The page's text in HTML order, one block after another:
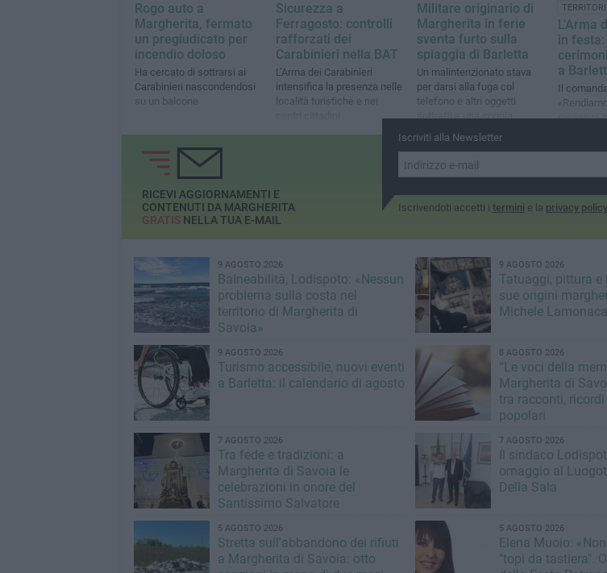
Rogo auto a
Margherita, fermato
un pregiudicato per
incendio doloso
Ha cercato di sottrarsi ai
Carabinieri nascondendosi
su un balcone
Sicurezza a
Ferragosto: controlli
rafforzati dei
Carabinieri nella BAT
L’Arma dei Carabinieri
intensifica la presenza nelle
località turistiche e nei
Militare originario di
Margherita in ferie
sventa furto sulla
spiaggia di Barletta
Un malintenzionato stava
per darsi alla fuga col
telefono e altri oggetti
sottratti a una coppia
L'Arma
in
a
Il
presenza
Iscriviti alla Newsletter
Iscrivendoti accetti i termini e la privacy policy
RICEVI AGGIORNAMENTI E
CONTENUTI DA MARGHERITA
GRATISNELLA TUA E-MAIL
9 AGOSTO 2026
Balneabilità, Lodispoto: «Nessun
problema sulla costa nel
territorio di Margherita di
Savoia»
9 AGOSTO 2026
Tatuaggi, pittura e
sue origini
Michele
9 AGOSTO 2026
Turismo accessibile, nuovi eventi
a Barletta: il calendario di agosto
8 AGOSTO 2026
“Le voci della
Margherita di
tra racconti,
popolari
7 AGOSTO 2026
Tra fede e tradizioni: a
Margherita di Savoia le
celebrazioni in onore del
Santissimo Salvatore
7 AGOSTO 2026
Il sindaco
omaggio al
Della Sala
5 AGOSTO 2026
Stretta sull'abbandono dei rifiuti
a Margherita di Savoia: otto
5 AGOSTO 2026
Elena Muoio:
"topi da tastiera".